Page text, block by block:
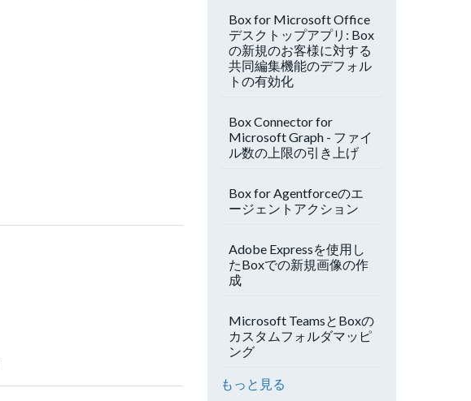
Box for Microsoft Office
デスクトップアプリ: Box
の新規のお客様に対する
共同編集機能のデフォル
トの有効化
Box Connector for
Microsoft Graph - ファイ
ル数の上限の引き上げ
Box for Agentforceのエ
ージェントアクション
Adobe Expressを使用し
たBoxでの新規画像の作
成
Microsoft TeamsとBoxの
カスタムフォルダマッピ
ング
もっと見る